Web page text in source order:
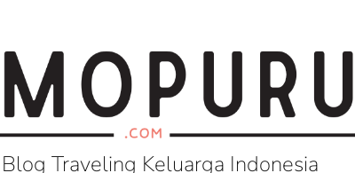
Blog Traveling Keluarga Indonesia